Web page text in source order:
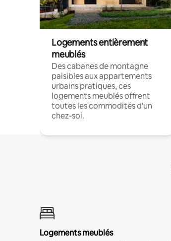
Logements entièrement
meublés
Des cabanes de montagne
paisibles aux appartements
urbains pratiques, ces
logements meublés offrent
toutes les commodités d'un
chez-soi.
Logements meublés